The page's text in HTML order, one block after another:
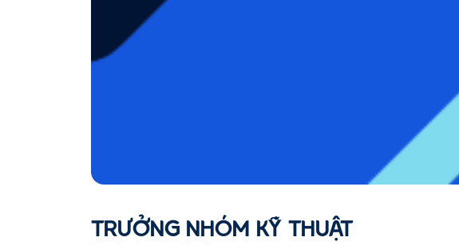
TRƯỞNG NHÓM KỸ THUẬT